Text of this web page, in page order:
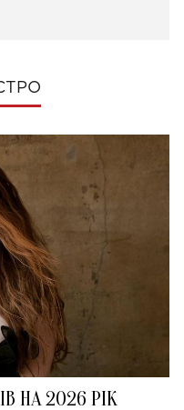
НА 2026 РІК